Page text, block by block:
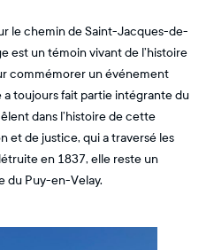
le chemin de Saint-Jacques-de-
est un témoin vivant de l’histoire
commémorer un événement
toujours fait partie intégrante du
dans l’histoire de cette
et de justice, qui a traversé les
en 1837, elle reste un
du Puy-en-Velay.